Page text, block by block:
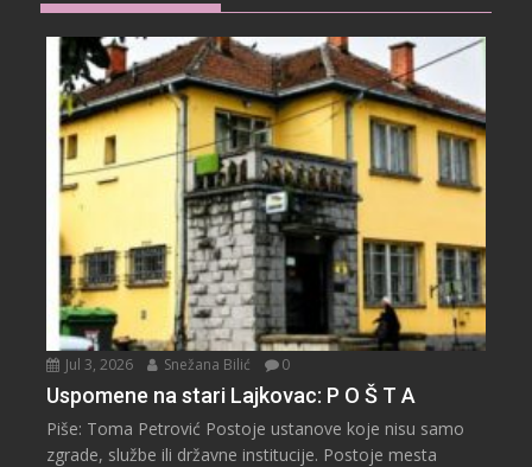
Jul 3, 2026 Snežana Bilić 0
Uspomene na stari Lajkovac: P O Š T A
Piše: Toma Petrović Postoje ustanove koje nisu samo
zgrade, službe ili državne institucije. Postoje mesta